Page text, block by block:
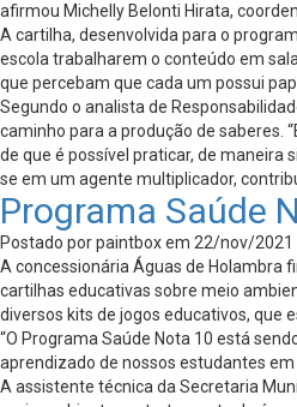
afirmou Michelly Belonti Hirata,
A cartilha, desenvolvida para o
escola trabalharem o conteúdo em
que percebam que cada um possui
Segundo o analista de
caminho para a produção de saberes.
de que é possível praticar, de
se em um agente multiplicador,
Programa Saúde
Postado por paintbox em 22/nov/2021
A concessionária Águas de Holambra
cartilhas educativas sobre meio
diversos kits de jogos educativos, que
“O Programa Saúde Nota 10 está
aprendizado de nossos estudantes
A assistente técnica da Secretaria